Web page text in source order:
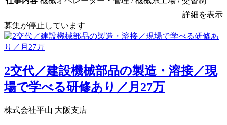
詳細を表示
募集が停止しています
2交代／建設機械部品の製造・溶接／現
場で学べる研修あり／月27万
株式会社平山 大阪支店